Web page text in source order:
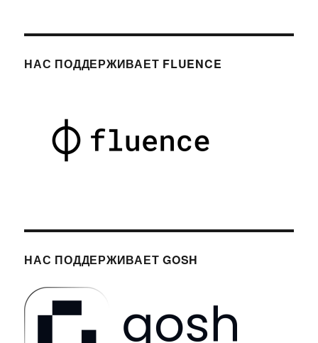
НАС ПОДДЕРЖИВАЕТ FLUENCE
НАС ПОДДЕРЖИВАЕТ GOSH